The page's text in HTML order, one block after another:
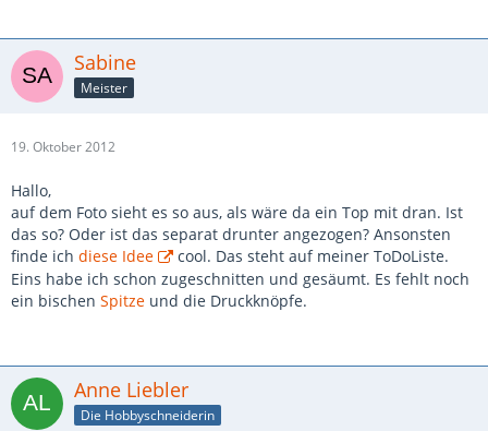
Sabine
Meister
19. Oktober 2012
Hallo,
auf dem Foto sieht es so aus, als wäre da ein Top mit dran. Ist
das so? Oder ist das separat drunter angezogen? Ansonsten
finde ich diese Idee
cool. Das steht auf meiner ToDoListe.
Eins habe ich schon zugeschnitten und gesäumt. Es fehlt noch
ein bischen Spitze und die Druckknöpfe.
Anne Liebler
Die Hobbyschneiderin